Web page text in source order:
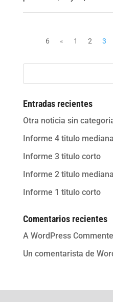
6
« 1 2 3
Entradas recientes
Otra noticia sin
Informe 4 titulo
Informe 3 titulo corto
Informe 2 titulo
Informe 1 titulo corto
Comentarios recientes
A WordPress
Un comentarista de